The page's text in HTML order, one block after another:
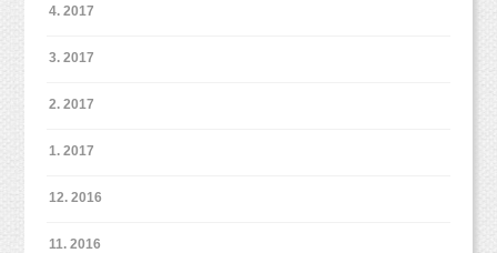
4. 2017
3. 2017
2. 2017
1. 2017
12. 2016
11. 2016